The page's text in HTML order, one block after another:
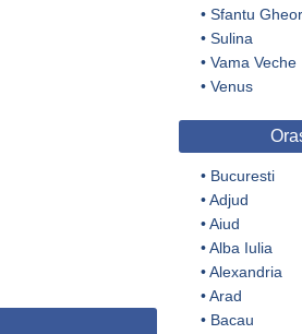
• Sfantu
• Sulina
• Vama Veche
• Venus
• Bucuresti
•Adjud
•Aiud
•Alba Iulia
•Alexandria
•Arad
• Bacau